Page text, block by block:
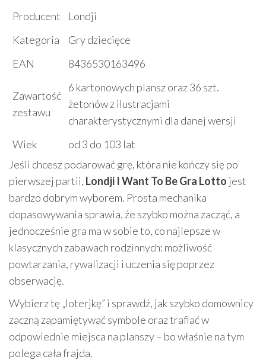
Producent
Londji
Kategoria
Gry dziecięce
EAN
8436530163496
Zawartość
zestawu
6 kartonowych plansz oraz 36 szt.
żetonów z ilustracjami
charakterystycznymi dla danej wersji
Wiek
od 3 do 103 lat
Jeśli chcesz podarować grę, która nie kończy się po
pierwszej partii, Londji I Want To Be Gra Lotto jest
bardzo dobrym wyborem. Prosta mechanika
dopasowywania sprawia, że szybko można zacząć, a
jednocześnie gra ma w sobie to, co najlepsze w
klasycznych zabawach rodzinnych: możliwość
powtarzania, rywalizacji i uczenia się poprzez
obserwację.
Wybierz tę „loterjkę” i sprawdź, jak szybko domownicy
zaczną zapamiętywać symbole oraz trafiać w
odpowiednie miejsca na planszy – bo właśnie na tym
polega cała frajda.